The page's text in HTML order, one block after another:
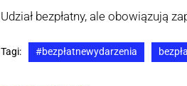
Udział bezpłatny, ale obowiązują
Tagi: #bezpłatnewydarzenia